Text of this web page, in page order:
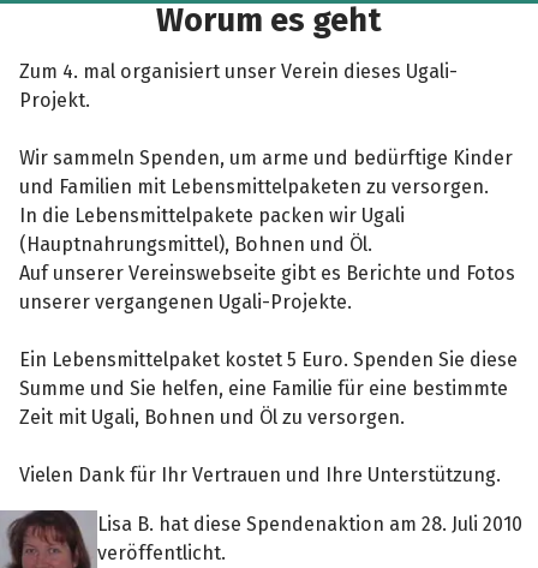
Worum es geht
Zum 4. mal organisiert unser Verein dieses Ugali-
Projekt.
Wir sammeln Spenden, um arme und bedürftige Kinder
und Familien mit Lebensmittelpaketen zu versorgen.
In die Lebensmittelpakete packen wir Ugali
(Hauptnahrungsmittel), Bohnen und Öl.
Auf unserer Vereinswebseite gibt es Berichte und Fotos
unserer vergangenen Ugali-Projekte.
Ein Lebensmittelpaket kostet 5 Euro. Spenden Sie diese
Summe und Sie helfen, eine Familie für eine bestimmte
Zeit mit Ugali, Bohnen und Öl zu versorgen.
Vielen Dank für Ihr Vertrauen und Ihre Unterstützung.
Lisa B. hat diese Spendenaktion am 28. Juli 2010
veröffentlicht.